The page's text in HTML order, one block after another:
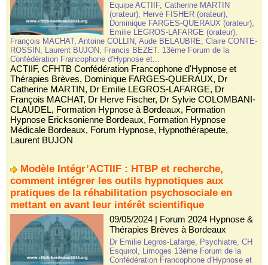
Equipe ACTIIF, Catherine MARTIN
(orateur), Hervé FISHER (orateur),
Dominique FARGES-QUERAUX (orateur),
Emilie LEGROS-LAFARGE (orateur),
François MACHAT, Antoine COLLIN, Aude BELAUBRE, Claire CONTE-
ROSSIN, Laurent BUJON, Francis BEZET. 13ème Forum de la
Confédération Francophone d'Hypnose et...
ACTIIF, CFHTB Confédération Francophone d'Hypnose et
Thérapies Brèves, Dominique FARGES-QUERAUX, Dr
Catherine MARTIN, Dr Emilie LEGROS-LAFARGE, Dr
François MACHAT, Dr Herve Fischer, Dr Sylvie COLOMBANI-
CLAUDEL, Formation Hypnose à Bordeaux, Formation
Hypnose Ericksonienne Bordeaux, Formation Hypnose
Médicale Bordeaux, Forum Hypnose, Hypnothérapeute,
Laurent BUJON
Modèle Intégr’ACTIIF : HTBP et recherche,
comment intégrer les outils hypnotiques aux
pratiques de la réhabilitation psychosociale en
mettant en avant leur intérêt scientifique
09/05/2024| Forum 2024 Hypnose &
Thérapies Brèves à Bordeaux
Dr Emilie Legros-Lafarge, Psychiatre, CH
Esquirol, Limoges 13ème Forum de la
Confédération Francophone d'Hypnose et